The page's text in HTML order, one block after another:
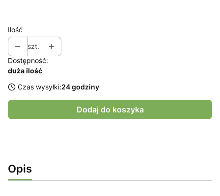
Ilość
szt.
Dostępność:
duża ilość
Czas wysyłki:24 godziny
Dodaj do koszyka
Opis